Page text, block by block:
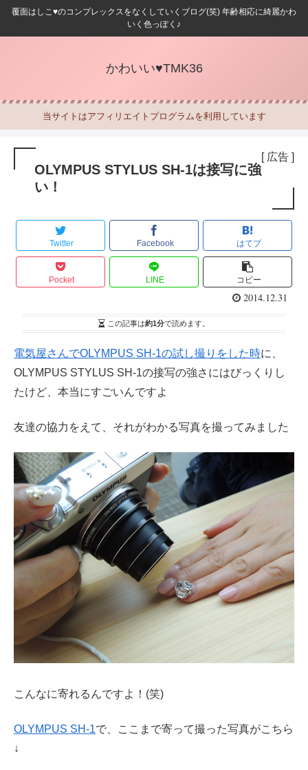
覆面はしこ♥のコンプレックスをなくしていくブログ(笑) 年齢相応に綺麗かわ
いく色っぽく♪
かわいい♥TMK36
当サイトはアフィリエイトプログラムを利用しています
[ 広告 ]
OLYMPUS STYLUS SH-1は接写に強
い！
Twitter Facebook はてブ
Pocket LINE コピー
2014.12.31
この記事は約1分で読めます。
電気屋さんでOLYMPUS SH-1の試し撮りをした時に、
OLYMPUS STYLUS SH-1の接写の強さにはびっくりし
たけど、本当にすごいんですよ
友達の協力をえて、それがわかる写真を撮ってみました
こんなに寄れるんですよ！(笑)
OLYMPUS SH-1で、ここまで寄って撮った写真がこちら
↓